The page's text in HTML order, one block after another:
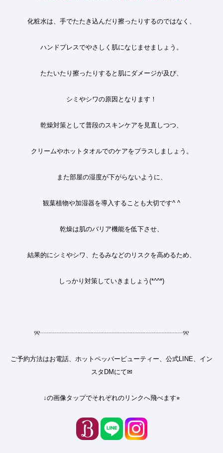
化粧水は、手でたたき込んだり擦ったりするのではなく、
ハンドプレスでやさしく肌になじませましょう。
たたいたり擦ったりすると肌にダメージが及び、
シミやシワの原因となります ！
乾燥対策として普段のスキンケアを見直しつつ、
クリームやホットタオルでのケアをプラスしましょう。
また部屋の湿度が下がらないように、
観葉植物や加湿器を導入することも大切です^ ^
乾燥は肌のバリア機能を低下させ、
結果的にシミやシワ、たるみなどのリスクを高めるため、
しっかり対策していきましょう (*^^*)
୨୧┈┈┈┈┈┈┈┈┈┈┈┈┈┈┈┈┈┈┈┈┈┈୨୧
ご予約方法はお電話、ホットペッパービューティー、公式LINE、イン
スタDMにて✉︎
↓の画像タップでそれぞれのリンクへ飛べます⭐︎